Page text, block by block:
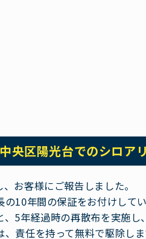
央区陽光台でのシロア
お客様にご報告しました。
10年間の保証をお付けしてい
5年経過時の再散布を実施し
責任を持って無料で駆除しま